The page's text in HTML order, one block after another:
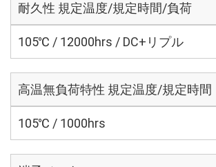
耐久性 規定温度/規定時間/負荷
105℃ / 12000hrs / DC+リプル
高温無負荷特性 規定温度/規定時間
105℃ / 1000hrs